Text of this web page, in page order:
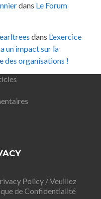
dans Le Forum
dans L’exercice
un impact sur la
organisations !
Policy / Veuillez
de Confidentialité